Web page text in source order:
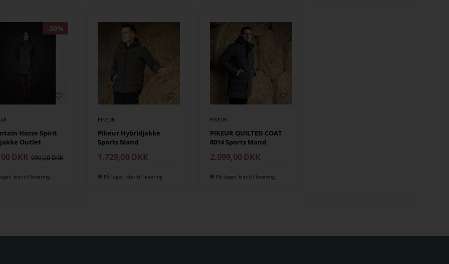
Horse Spirit
Outlet
DKK 999,00
klar til levering
PIKEUR
Pikeur Hybridjakke
Sports Mand
1.729,00 DKK
På lager, klar til levering
PIKEUR
PIKEUR QUILTED COAT
8014 Sports Mand
2.099,00 DKK
På lager, klar til levering